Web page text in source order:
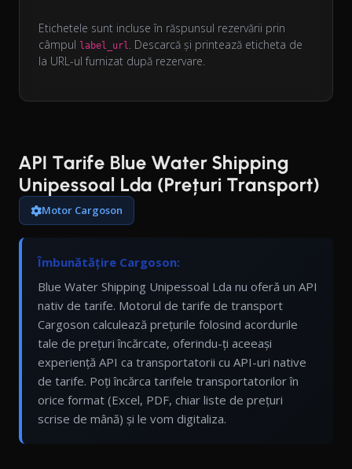
Etichetele sunt incluse în răspunsul rezervării prin
câmpul label_url. Descarcă și printează eticheta de
la URL-ul furnizat după rezervare.
API Tarife Blue Water Shipping
Unipessoal Lda (Prețuri Transport)
Motor Cargoson
Îmbunătățire Cargoson:
Blue Water Shipping Unipessoal Lda nu oferă un API
nativ de tarife. Motorul de tarife de transport
Cargoson calculează prețurile folosind acordurile
tale de prețuri încărcate, oferindu-ți aceeași
experiență API ca transportatorii cu API-uri native
de tarife. Poți încărca tarifele transportatorilor în
orice format (Excel, PDF, chiar liste de prețuri
scrise de mână) și le vom digitaliza.